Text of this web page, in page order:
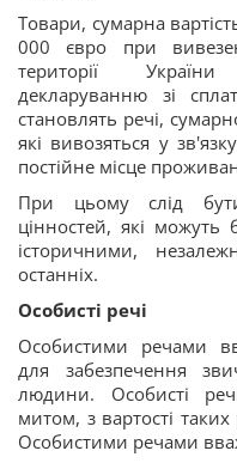
Товари, сумарна
000 євро при
території
декларуванню зі
становлять речі,
які вивозяться у
постійне місце
При цьому слід
цінностей, які
історичними,
останніх.
Особисті речі
Особистими речами
для забезпечення
людини. Особисті
митом, з вартості
Особистими речами